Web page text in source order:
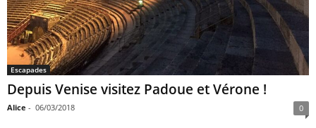
Escapades
Depuis Venise visitez Padoue et Vérone !
Alice - 06/03/2018 0